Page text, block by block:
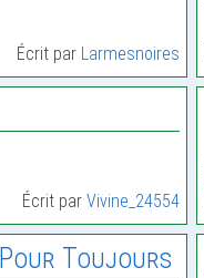
Écrit par Larmesnoires
Écrit parVivine_24554
Toujours